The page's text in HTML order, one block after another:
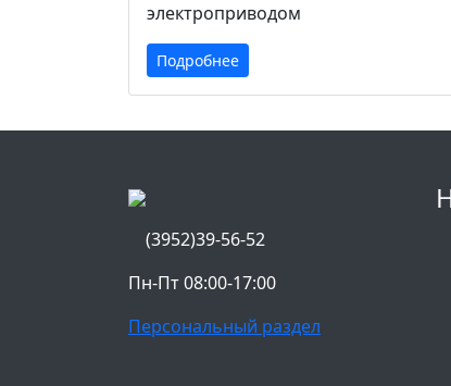
электроприводом
Подробнее
(3952)39-56-52
Пн-Пт 08:00-17:00
Персональный раздел